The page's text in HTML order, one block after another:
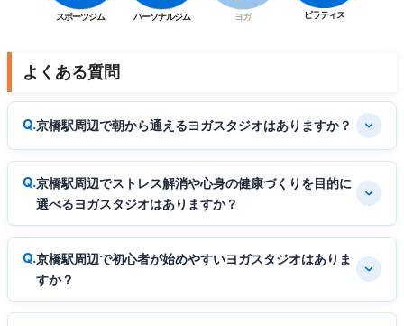
スポーツジム パーソナルジム ヨガ ピラティス
よくある質問
京橋駅周辺で朝から通えるヨガスタジオはありますか？
京橋駅周辺でストレス解消や心身の健康づくりを目的に
選べるヨガスタジオはありますか？
京橋駅周辺で初心者が始めやすいヨガスタジオはありま
すか？